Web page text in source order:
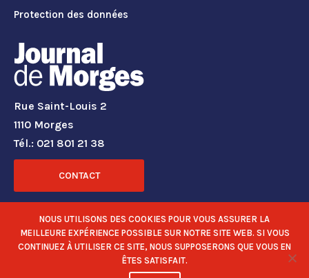
Protection des données
Rue Saint-Louis 2
1110 Morges
Tél.: 021 801 21 38
CONTACT
RÉSEAUX SOCIAUX
NOUS UTILISONS DES COOKIES POUR VOUS ASSURER LA
MEILLEURE EXPÉRIENCE POSSIBLE SUR NOTRE SITE WEB. SI VOUS
CONTINUEZ À UTILISER CE SITE, NOUS SUPPOSERONS QUE VOUS EN
ÊTES SATISFAIT.